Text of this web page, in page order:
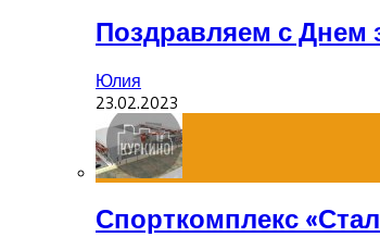
Поздравляем с Днем
Юлия
23.02.2023
Спорткомплекс